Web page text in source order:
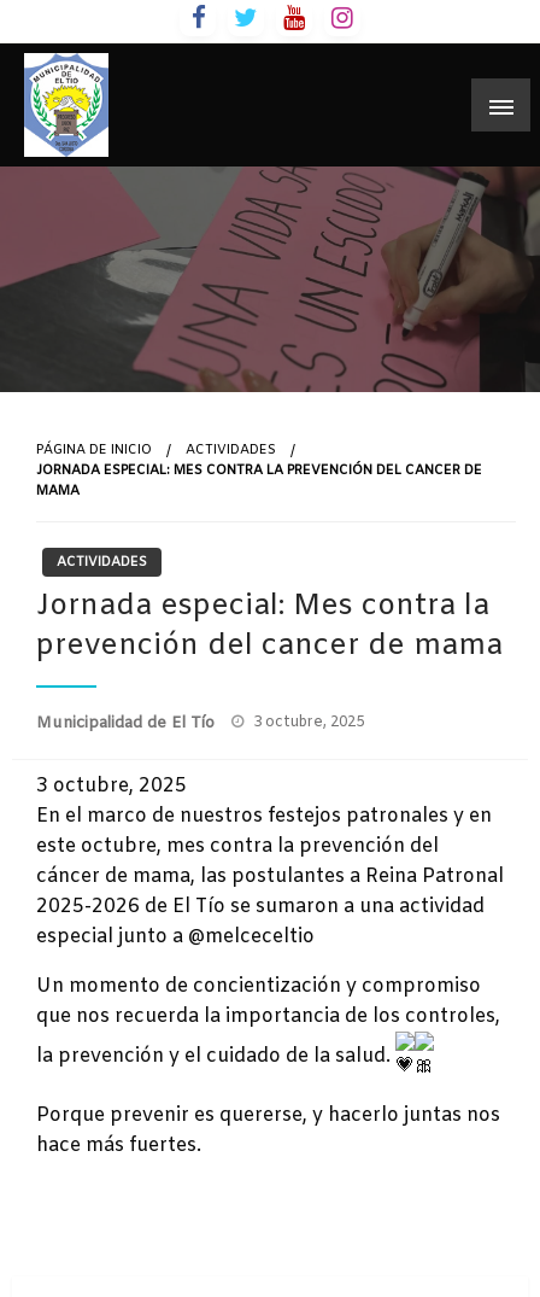
to
content
PÁGINA DE INICIO
ACTIVIDADES
JORNADA ESPECIAL: MES CONTRA LA PREVENCIÓN DEL CANCER DE
MAMA
ACTIVIDADES
Jornada especial: Mes contra la
prevención del cancer de mama
Municipalidad de El Tío
Publicado
3 octubre, 2025
3 octubre, 2025
En el marco de nuestros festejos patronales y en
este octubre, mes contra la prevención del
cáncer de mama, las postulantes a Reina Patronal
2025-2026 de El Tío se sumaron a una actividad
especial junto a @melceceltio
Un momento de concientización y compromiso
que nos recuerda la importancia de los controles,
la prevención y el cuidado de la salud.
Porque prevenir es quererse, y hacerlo juntas nos
hace más fuertes.